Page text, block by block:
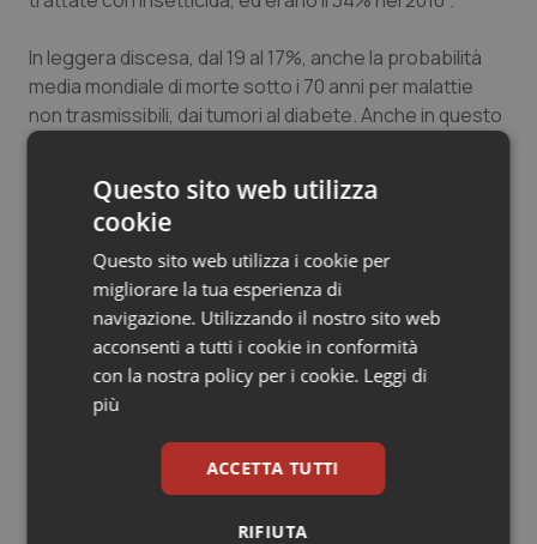
Sangue & coagulazione
Tumore al seno
Tumore ovarico
Tumori del Polmone & Testa Collo
Tumori gastrointestinali
Ulcera & Reflusso
In leggera discesa, dal 19 al 17%, anche la probabilità
media mondiale di morte sotto i 70 anni per malattie
non trasmissibili, dai tumori al diabete. Anche in questo
caso l'Italia fa un'ottima figura, con un dato (9,4%)
17 Maggio 2017
© Riproduzione riservata
Potrebbe interessarti in
Questo sito web utilizza
cookie
Questo sito web utilizza i cookie per
migliorare la tua esperienza di
navigazione. Utilizzando il nostro sito web
acconsenti a tutti i cookie in conformità
con la nostra policy per i cookie. Leggi di
più
ACCETTA TUTTI
RIFIUTA